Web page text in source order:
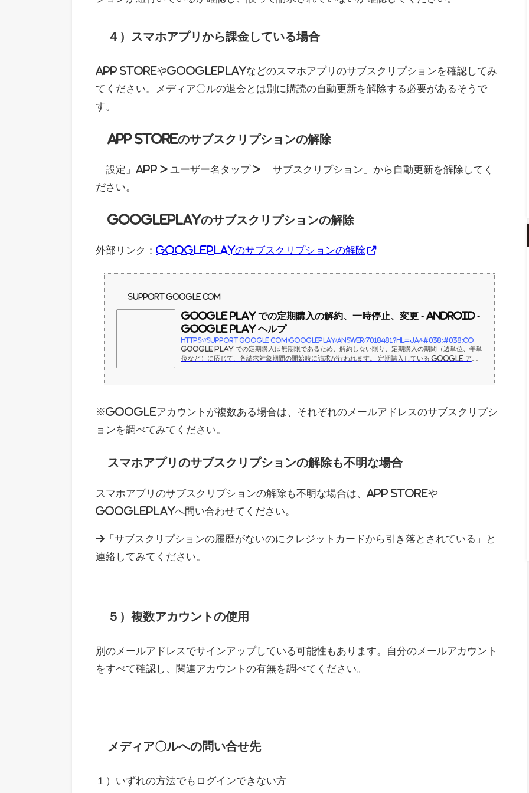
４）スマホアプリから課金している場合
App StoreやGooglePlayなどのスマホアプリのサブスクリプションを確認してみ
てください。メディア〇ルの退会とは別に購読の自動更新を解除する必要があるそうで
す。
App Storeのサブスクリプションの解除
「設定」App > ユーザー名タップ > 「サブスクリプション」から自動更新を解除してく
ださい。
GooglePlayのサブスクリプションの解除
外部リンク： GooglePlayのサブスクリプションの解除
support.google.com
Google Play での定期購入の解約、一時停止、変更 - Android -
Google Play ヘルプ
Google Play での定期購入は無期限であるため、解約しない限り、定期購入の期間（週単位、年単
位など）に応じて、各請求対象期間の開始時に請求が行われます。 定期購入している Google アカ
※Googleアカウントが複数ある場合は、それぞれのメールアドレスのサブスクリプシ
ョンを調べてみてください。
スマホアプリのサブスクリプションの解除も不明な場合
スマホアプリのサブスクリプションの解除も不明な場合は、App Storeや
GooglePlayへ問い合わせてください。
→「サブスクリプションの履歴がないのにクレジットカードから引き落とされている」と
連絡してみてください。
５）複数アカウントの使用
別のメールアドレスでサインアップしている可能性もあります。自分のメールアカウント
をすべて確認し、関連アカウントの有無を調べてください。
メディア〇ルへの問い合せ先
１）いずれの方法でもログインできない方